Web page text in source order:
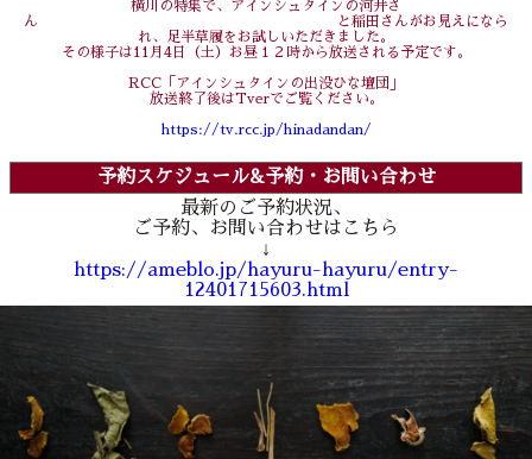
横川の特集で、アインシュタインの河井さ
ん と稲田さんがお見えになら
れ、足半草履をお試しいただきました。
その様子は11月4日（土）お昼１２時から放送される予定です。
RCC「アインシュタインの出没ひな壇団」
放送終了後はTverでご覧ください。
https://tv.rcc.jp/hinadandan/
予約スケジュール&予約・お問い合わせ
最新のご予約状況、
ご予約、お問い合わせはこちら
↓
https://ameblo.jp/hayuru-hayuru/entry-
12401715603.html